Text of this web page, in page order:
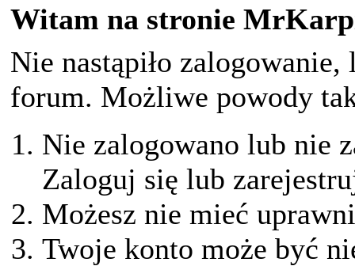
Witam na stronie
Nie nastąpiło
forum. Możliwe powody
Nie zalogowano lub nie
Zaloguj się lub
Możesz nie mieć
Twoje konto może być